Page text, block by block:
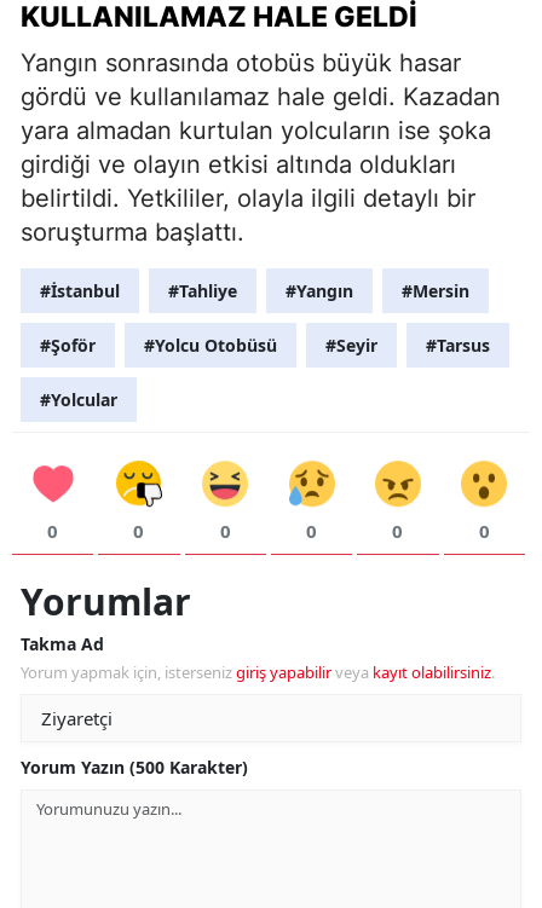
KULLANILAMAZ HALE GELDI
Yangın sonrasında otobüs büyük hasar
gördü ve kullanılamaz hale geldi. Kazadan
yara almadan kurtulan yolcuların ise şoka
girdiği ve olayın etkisi altında oldukları
belirtildi. Yetkililer, olayla ilgili detaylı bir
soruşturma başlattı.
#İstanbul #Tahliye #Yangın #Mersin
#Şoför #Yolcu Otobüsü #Seyir #Tarsus
#Yolcular
0 0 0 0 0 0
Yorumlar
Takma Ad
Yorum yapmak için, istersenizgiriş yapabilirveya kayıt olabilirsiniz.
Yorum Yazın (500 Karakter)